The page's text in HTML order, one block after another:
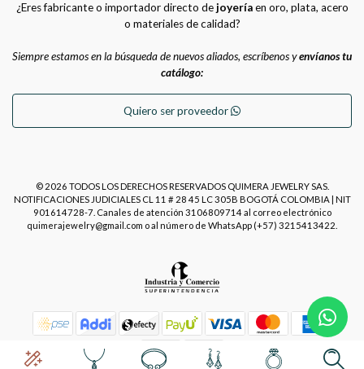
¿Eres fabricante o importador directo dejoyeríaen oro, plata, acero
o materiales de calidad?
Siempre estamos en la búsqueda de nuevos aliados, escríbenos yenvíanos tu
catálogo:
Quiero ser proveedor
© 2026 TODOS LOS DERECHOS RESERVADOS QUIMERA JEWELRY SAS.
NOTIFICACIONES JUDICIALES CL 11 # 28 45 LC 305B BOGOTÁ COLOMBIA | NIT
901614728-7. Canales de atención 3106809714 al correo electrónico
quimerajewelry@gmail.com o al número de WhatsApp (+57) 3215413422.